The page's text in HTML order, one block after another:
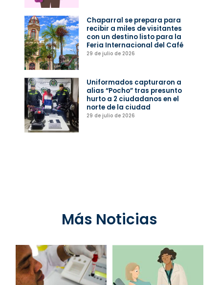
Chaparral se prepara para
recibir a miles de visitantes
con un destino listo para la
Feria Internacional del Café
29 de julio de 2026
Uniformados capturaron a
alias “Pocho” tras presunto
hurto a 2 ciudadanos en el
norte de la ciudad
29 de julio de 2026
Más Noticias